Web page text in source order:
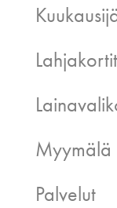
Lahjakortit
Myymälä
Palvelut